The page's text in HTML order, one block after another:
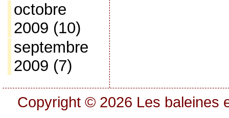
octobre
2009 (10)
septembre
2009 (7)
Copyright © 2026 Les baleines